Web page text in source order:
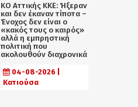
KO Αττικής ΚΚΕ: Ήξεραν
και δεν έκαναν τίποτα –
Ένοχος δεν είναι ο
«κακός τους ο καιρός»
αλλά η εµπρηστική
πολιτική που
ακολουθούν διαχρονικά
04-08-2026 |
Κατιούσα